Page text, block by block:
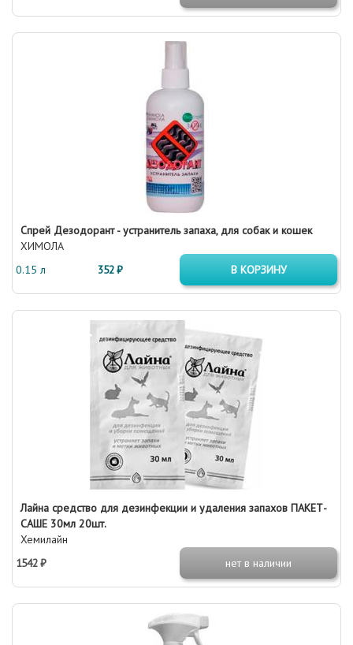
Спрей Дезодорант - устранитель запаха, для собак и кошек
ХИМОЛА
0.15 л
352 ₽ В КОРЗИНУ
Лайна средство для дезинфекции и удаления запахов ПАКЕТ-
САШЕ 30мл 20шт.
Хемилайн
1542 ₽
нет в наличии